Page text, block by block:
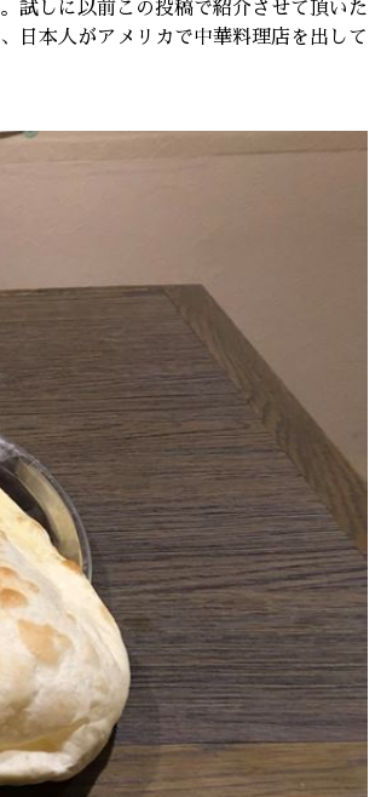
試しに以前この投稿で紹介させて頂いた
日本人がアメリカで中華料理店を出して